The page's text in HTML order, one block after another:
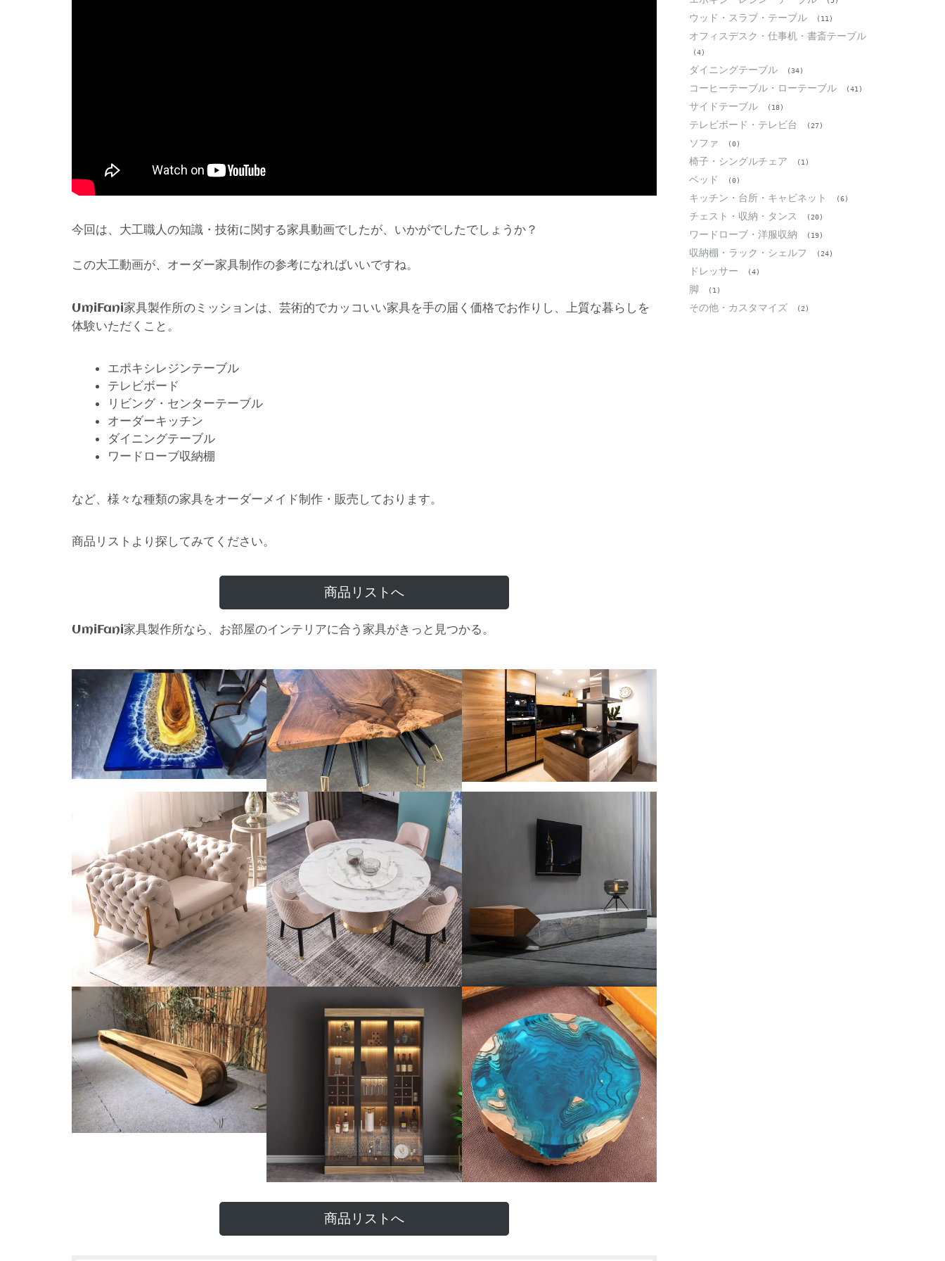
今回は、大工職人の知識・技術に関する家具動画でしたが、いかがでしたでしょうか？
この大工動画が、オーダー家具制作の参考になればいいですね。
UmiFani家具製作所のミッションは、芸術的でカッコいい家具を手の届く価格でお作りし、上質な暮らしを
体験いただくこと。
エポキシレジンテーブル
テレビボード
リビング・センターテーブル
オーダーキッチン
ダイニングテーブル
ワードローブ収納棚
など、様々な種類の家具をオーダーメイド制作・販売しております。
商品リストより探してみてください。
商品リストへ
UmiFani家具製作所なら、お部屋のインテリアに合う家具がきっと見つかる。
商品リストへ
ウッド・スラブ・テーブル (11)
オフィスデスク・仕事机・書斎テーブル
(4)
ダイニングテーブル (34)
コーヒーテーブル・ローテーブル (41)
サイドテーブル (18)
テレビボード・テレビ台 (27)
ソファ (0)
椅子・シングルチェア (1)
ベッド (0)
キッチン・台所・キャビネット (6)
チェスト・収納・タンス (20)
ワードローブ・洋服収納 (19)
収納棚・ラック・シェルフ (24)
ドレッサー (4)
脚 (1)
その他・カスタマイズ (2)